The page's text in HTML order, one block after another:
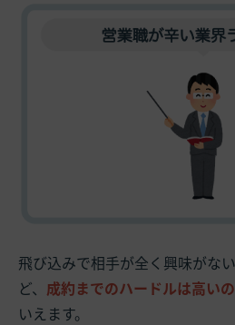
飛び込みで相手が全く興味がな
ど、 成約までのハードルは高い
いえます。